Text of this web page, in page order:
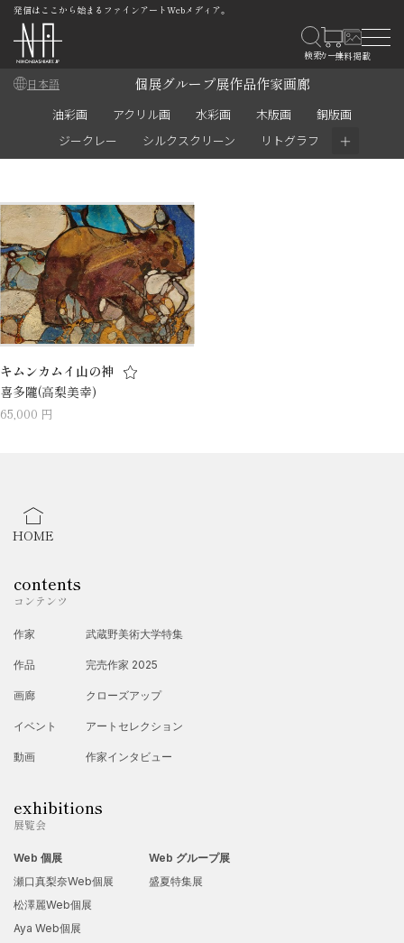
発信はここから始まるファインアートWebメディア。
日本語 個展グループ展作品作家画廊
油彩画 アクリル画 水彩画 木版画
銅版画
ジークレー
シルクスクリーン リトグラフ ＋
キムンカムイ山の神
喜多隴(高梨美幸)
65,000 円
HOME
contents
コンテンツ
作家
作品
画廊
イベント
動画
武蔵野美術大学特集
完売作家 2025
クローズアップ
アートセレクション
作家インタビュー
exhibitions
展覧会
Web 個展
瀬口真梨奈Web個展
松澤麗Web個展
Aya Web個展
Web グループ展
盛夏特集展